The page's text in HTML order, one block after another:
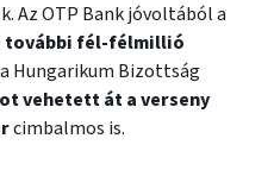
Az OTP Bank jóvoltából a
további fél-félmillió
Hungarikum Bizottság
vehetett át a verseny
cimbalmos is.